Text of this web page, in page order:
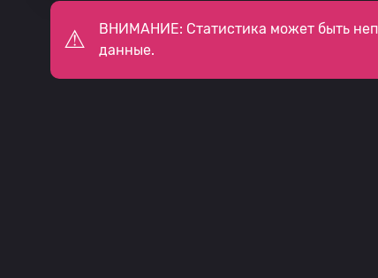
ВНИМАНИЕ: Статистика может быть
данные.